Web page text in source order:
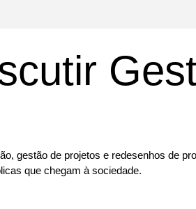
gestão de projetos e redesenhos de
que chegam à sociedade.